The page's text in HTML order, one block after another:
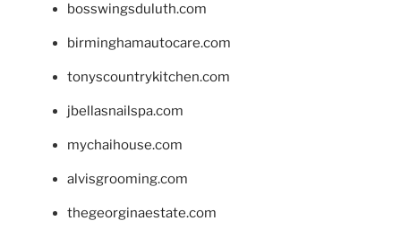
bosswingsduluth.com
birminghamautocare.com
tonyscountrykitchen.com
jbellasnailspa.com
mychaihouse.com
alvisgrooming.com
thegeorginaestate.com